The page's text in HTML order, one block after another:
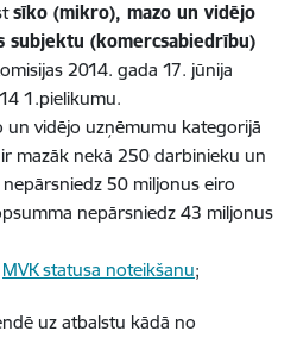
sīko (mikro), mazo un vidējo
subjektu (komercsabiedrību)
2014. gada 17. jūnija
1.pielikumu.
vidējo uzņēmumu kategorijā
mazāk nekā 250 darbinieku un
50 miljonus eiro
nepārsniedz 43 miljonus
MVK statusa noteikšanu;
uz atbalstu kādā no